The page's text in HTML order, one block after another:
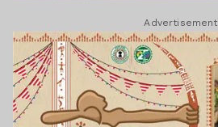
Advertisement